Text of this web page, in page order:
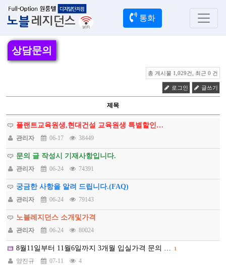
통화
상담문의
총 게시물 1,029건, 최근 0 건
로그인 글쓰기
제목
플랜트교육원생,현대건설 교육원생 특별할인…
관리자 06-17 38449
문의 글 작성시 기재사항입니다.
관리자 06-24 74391
궁금한 사항을 알려 드립니다.(FAQ)
관리자 06-24 79143
노블레지던스 소개및가격
관리자 06-24 80024
8월11일부터 11월6일까지 3개월 입실가격 문의 … 1
양진규 07-11 4